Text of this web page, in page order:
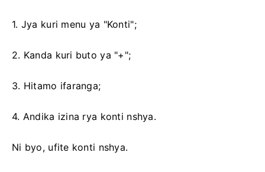
1. Jya kuri menu ya "Konti";
2. Kanda kuri buto ya "+";
3. Hitamo ifaranga;
4. Andika izina rya konti nshya.
Ni byo, ufite konti nshya.